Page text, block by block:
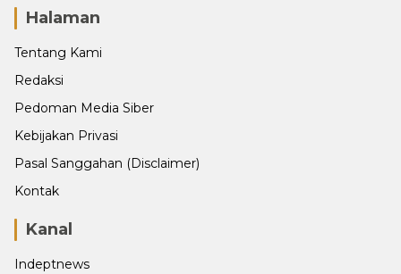
Halaman
Tentang Kami
Redaksi
Pedoman Media Siber
Kebijakan Privasi
Pasal Sanggahan (Disclaimer)
Kontak
Kanal
Indeptnews